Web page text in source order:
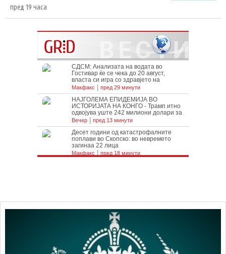
пред 19 часа